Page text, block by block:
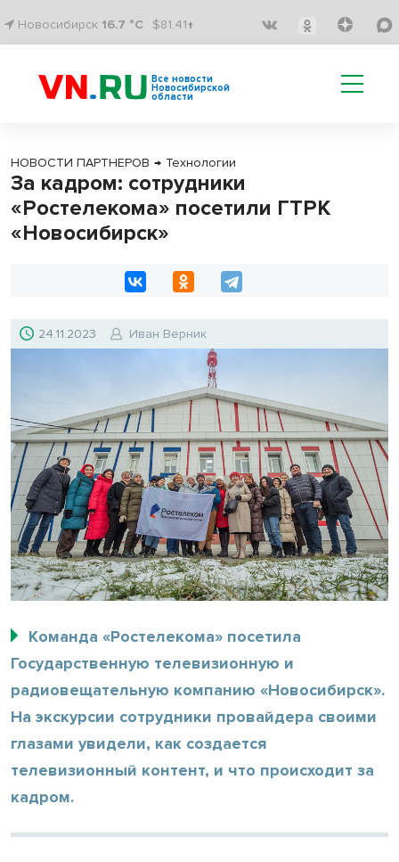
Новосибирск 16.7 °C $81.41↑
Все новости
Новосибирской
области
НОВОСТИ ПАРТНЕРОВ → Технологии
За кадром: сотрудники
«Ростелекома» посетили ГТРК
«Новосибирск»
24.11.2023 Иван Верник
Команда «Ростелекома» посетила
Государственную телевизионную и
радиовещательную компанию «Новосибирск».
На экскурсии сотрудники провайдера своими
глазами увидели, как создается
телевизионный контент, и что происходит за
кадром.